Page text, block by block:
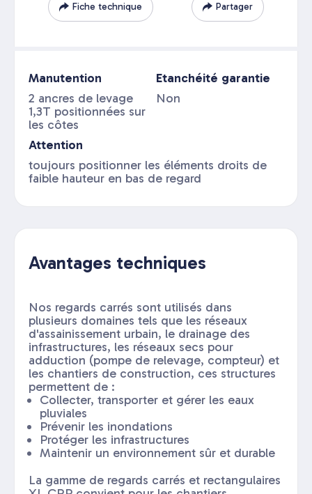
Fiche technique Partager
Manutention
2 ancres de levage
1,3T positionnées sur
les côtes
Etanchéité garantie
Non
Attention
toujours positionner les éléments droits de
faible hauteur en bas de regard
Avantages techniques
Nos regards carrés sont utilisés dans
plusieurs domaines tels que les réseaux
d'assainissement urbain, le drainage des
infrastructures, les réseaux secs pour
adduction (pompe de relevage, compteur) et
les chantiers de construction, ces structures
permettent de :
Collecter, transporter et gérer les eaux
pluviales
Prévenir les inondations
Protéger les infrastructures
Maintenir un environnement sûr et durable
La gamme de regards carrés et rectangulaires